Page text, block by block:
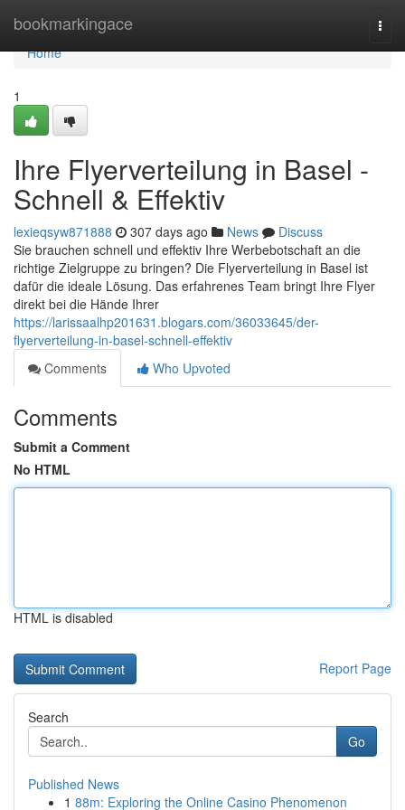
bookmarkingace
Home
Home
1
Ihre Flyerverteilung in Basel -
Schnell & Effektiv
lexieqsyw871888 307 days ago News
Discuss
Sie brauchen schnell und effektiv Ihre Werbebotschaft an die
richtige Zielgruppe zu bringen? Die Flyerverteilung in Basel ist
dafür die ideale Lösung. Das erfahrenes Team bringt Ihre Flyer
direkt bei die Hände Ihrer
https://larissaalhp201631.blogars.com/36033645/der-
flyerverteilung-in-basel-schnell-effektiv
Comments
Who Upvoted
Comments
Submit a Comment
No HTML
HTML is disabled
Report Page
Search
Go
Published News
1 88m: Exploring the Online Casino Phenomenon